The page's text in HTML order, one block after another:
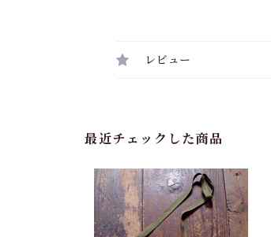
レビュー
最近チェックした商品